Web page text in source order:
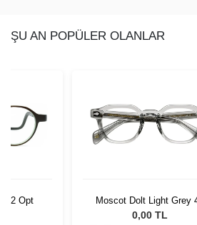
ŞU AN POPÜLER OLANLAR
Opt
Moscot Dolt Light Grey
1202-01
0,00 TL